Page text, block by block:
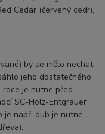
Cedar (červený cedr),
by se mělo nechat
jeho dostatečného
je nutné před
SC-Holz-Entgrauer
je např. dub je nutné